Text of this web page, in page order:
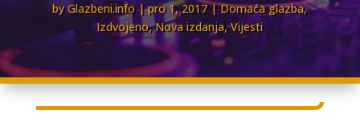
byGlazbeni.info pro 1, 2017 Domaća glazba,
Izdvojeno,Nova izdanja,Vijesti